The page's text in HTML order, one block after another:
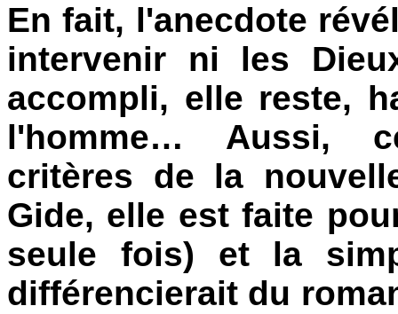
En fait, l'anecdote
intervenir ni les
accompli, elle reste,
l'homme… Aussi,
critères de la
Gide, elle est faite
seule fois) et la
différencierait du